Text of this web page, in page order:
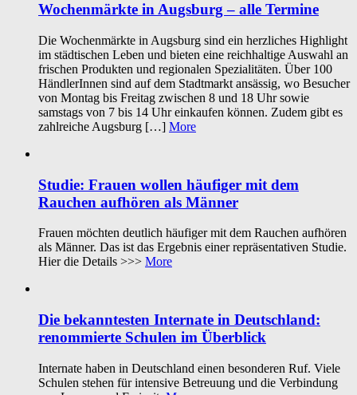
Wochenmärkte in Augsburg – alle Termine
Die Wochenmärkte in Augsburg sind ein herzliches Highlight
im städtischen Leben und bieten eine reichhaltige Auswahl an
frischen Produkten und regionalen Spezialitäten. Über 100
HändlerInnen sind auf dem Stadtmarkt ansässig, wo Besucher
von Montag bis Freitag zwischen 8 und 18 Uhr sowie
samstags von 7 bis 14 Uhr einkaufen können. Zudem gibt es
zahlreiche Augsburg […] More
Studie: Frauen wollen häufiger mit dem
Rauchen aufhören als Männer
Frauen möchten deutlich häufiger mit dem Rauchen aufhören
als Männer. Das ist das Ergebnis einer repräsentativen Studie.
Hier die Details >>> More
Die bekanntesten Internate in Deutschland:
renommierte Schulen im Überblick
Internate haben in Deutschland einen besonderen Ruf. Viele
Schulen stehen für intensive Betreuung und die Verbindung